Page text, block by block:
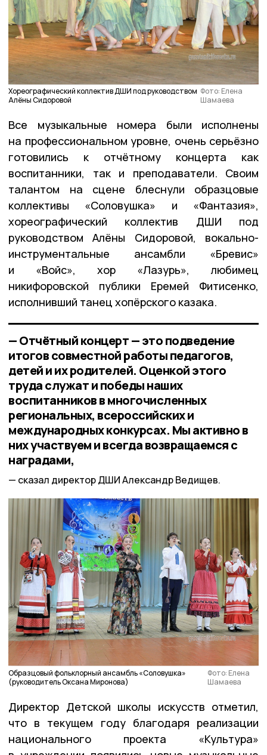
Хореографический коллектив ДШИ под руководством
Алёны Сидоровой
Фото: Елена
Шамаева
Все музыкальные номера были исполнены
на профессиональном уровне, очень серьёзно
готовились к отчётному концерта как
воспитанники, так и преподаватели. Своим
талантом на сцене блеснули образцовые
коллективы «Соловушка» и «Фантазия»,
хореографический коллектив ДШИ под
руководством Алёны Сидоровой, вокально-
инструментальные ансамбли «Бревис»
и «Войс», хор «Лазурь», любимец
никифоровской публики Еремей Фитисенко,
исполнивший танец хопёрского казака.
— Отчётный концерт — это подведение
итогов совместной работы педагогов,
детей и их родителей. Оценкой этого
труда служат и победы наших
воспитанников в многочисленных
региональных, всероссийских и
международных конкурсах. Мы активно в
них участвуем и всегда возвращаемся с
наградами,
сказал директор ДШИ Александр Ведищев.
Образцовый фольклорный ансамбль «Соловушка»
(руководитель Оксана Миронова)
Фото: Елена
Шамаева
Директор Детской школы искусств отметил,
что в текущем году благодаря реализации
национального проекта «Культура»